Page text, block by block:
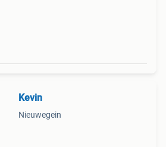
Kevin
Nieuwegein